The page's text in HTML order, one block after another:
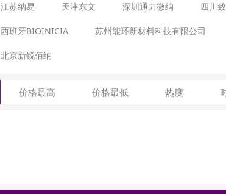
江苏纳易 天津东文 深圳通力微纳 四川
西班牙BIOINICIA 苏州能环新材料科技有限公司
北京新锐佰纳
价格最高 价格最低 热度